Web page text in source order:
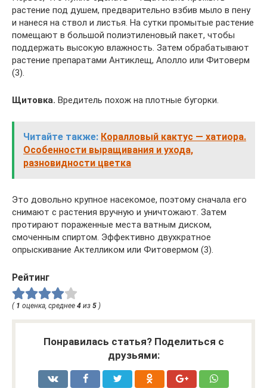
растение под душем, предварительно взбив мыло в пену
и нанеся на ствол и листья. На сутки промытые растение
помещают в большой полиэтиленовый пакет, чтобы
поддержать высокую влажность. Затем обрабатывают
растение препаратами Антиклещ, Аполло или Фитоверм
(3).
Щитовка. Вредитель похож на плотные бугорки.
Читайте также: Коралловый кактус — хатиора.
Особенности выращивания и ухода,
разновидности цветка
Это довольно крупное насекомое, поэтому сначала его
снимают с растения вручную и уничтожают. Затем
протирают пораженные места ватным диском,
смоченным спиртом. Эффективно двухкратное
опрыскивание Актелликом или Фитовермом (3).
Рейтинг
( 1 оценка, среднее 4 из 5 )
Понравилась статья? Поделиться с
друзьями: